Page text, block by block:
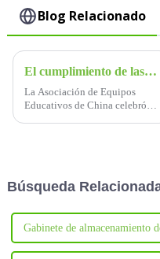
Blog Relacionado
El cumplimiento de las normas para las taquillas de los estudiantes en las escuelas primarias y secundarias
La Asociación de Equipos
Educativos de China celebró
secundarias.
Búsqueda
Gabinete de almacenamiento